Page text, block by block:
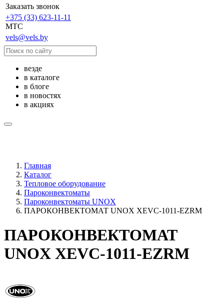
Заказать звонок
+375 (33) 623-11-11
MTC
vels@vels.by
везде
в каталоге
в блоге
в новостях
в акциях
Главная
Каталог
Тепловое оборудование
Пароконвектоматы
Пароконвектоматы UNOX
ПАРОКОНВЕКТОМАТ UNOX XEVC-1011-EZRM
ПАРОКОНВЕКТОМАТ
UNOX XEVC-1011-EZRM